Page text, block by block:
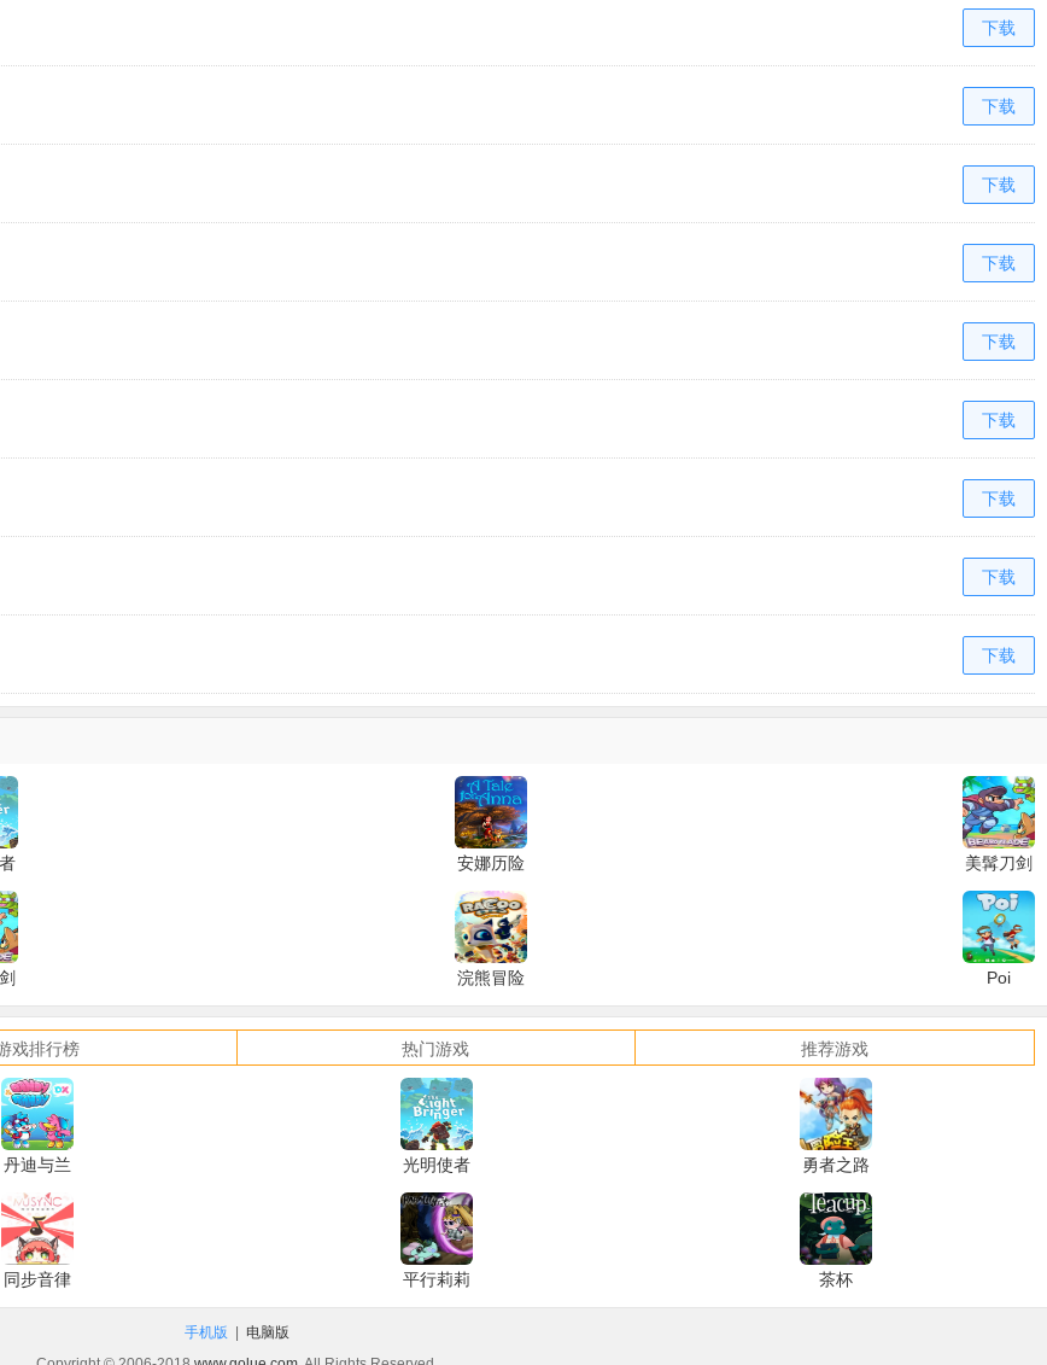
下载
下载
下载
下载
下载
下载
下载
下载
下载
安娜历险
记A Tale
for Anna
美髯刀剑
Beard
Blade
浣熊冒险 Poi
戏排行榜 热门游戏 推荐游戏
丹迪与兰
迪
DXDandy
& Randy
DX
光明使者
The
Lightbringer
勇者之路
精灵物语
同步音律
喵赛克
平行莉莉
ParaLily
茶杯
Teacup
手机版
电脑版